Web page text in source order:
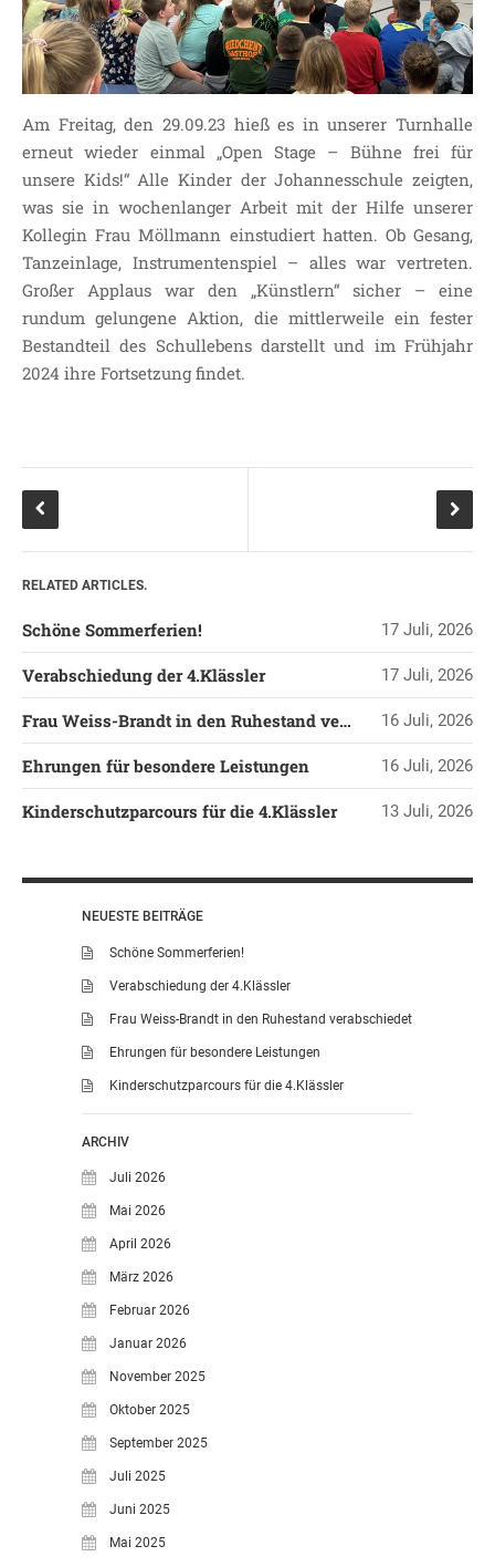
JOHANNESSCHULE
KOLLEGIUM
OGGS
KLASSE 1 ESSER
KLASSE 2 MÖLLMANN
KLASSE 3A LANGENEKE
KLASSE 3B BUDEUS
KLASSE 4 DURRANT
LEITBILD UNSERER
SCHULPFLEGSCHAFT
LINKS
DATENSCHUTZERKLÄRUNG
IMPRESSUM
Am Freitag, den 29.09.23 hieß es in unserer Turnhalle
erneut wieder einmal „Open Stage – Bühne frei für
unsere Kids!“ Alle Kinder der Johannesschule zeigten,
was sie in wochenlanger Arbeit mit der Hilfe unserer
Kollegin Frau Möllmann einstudiert hatten. Ob Gesang,
Tanzeinlage, Instrumentenspiel – alles war vertreten.
Großer Applaus war den „Künstlern“ sicher – eine
rundum gelungene Aktion, die mittlerweile ein fester
Bestandteil des Schullebens darstellt und im Frühjahr
2024 ihre Fortsetzung findet.
RELATED ARTICLES.
Schöne Sommerferien! 17 Juli, 2026
Verabschiedung der 4.Klässler 17 Juli, 2026
Frau Weiss-Brandt in den Ruhestand verabschiedet 16 Juli, 2026
Ehrungen für besondere Leistungen 16 Juli, 2026
Kinderschutzparcours für die 4.Klässler 13 Juli, 2026
NEUESTE BEITRÄGE
Schöne Sommerferien!
Verabschiedung der 4.Klässler
Frau Weiss-Brandt in den Ruhestand verabschiedet
Ehrungen für besondere Leistungen
Kinderschutzparcours für die 4.Klässler
ARCHIV
Juli 2026
Mai 2026
April 2026
März 2026
Februar 2026
Januar 2026
November 2025
Oktober 2025
September 2025
Juli 2025
Juni 2025
Mai 2025